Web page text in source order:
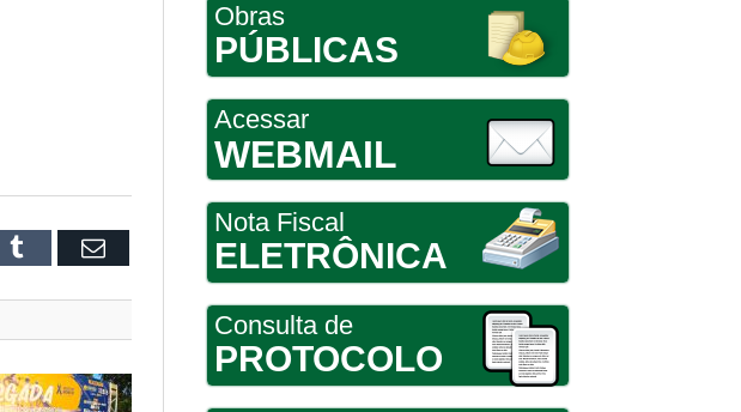
Tumblr Email
Obras
PÚBLICAS
Acessar
WEBMAIL
Nota Fiscal
ELETRÔNICA
Consulta de
PROTOCOLO